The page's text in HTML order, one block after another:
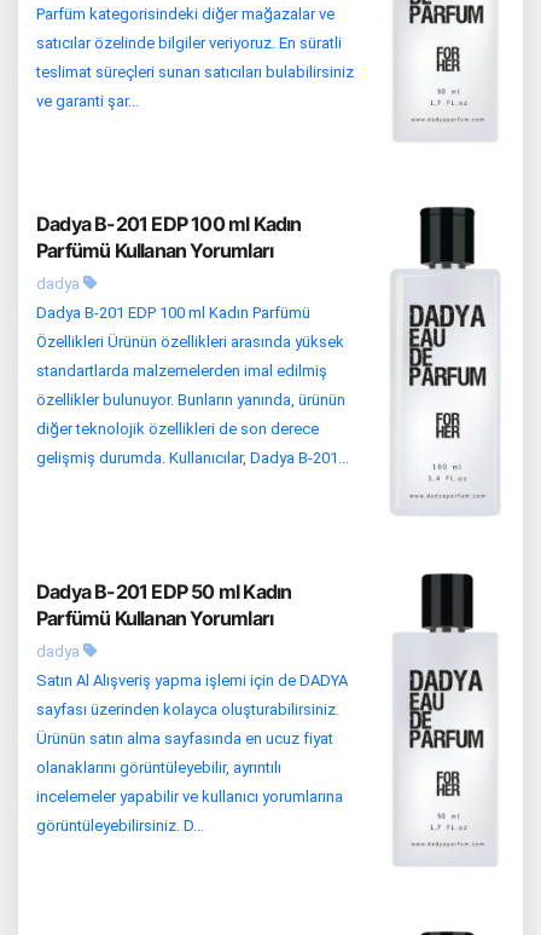
Parfüm kategorisindeki diğer mağazalar ve
satıcılar özelinde bilgiler veriyoruz. En süratli
teslimat süreçleri sunan satıcıları bulabilirsiniz
ve garanti şar...
Dadya B-201 EDP 100 ml Kadın
Parfümü Kullanan Yorumları
dadya
Dadya B-201 EDP 100 ml Kadın Parfümü
Özellikleri Ürünün özellikleri arasında yüksek
standartlarda malzemelerden imal edilmiş
özellikler bulunuyor. Bunların yanında, ürünün
diğer teknolojik özellikleri de son derece
gelişmiş durumda. Kullanıcılar, Dadya B-201...
Dadya B-201 EDP 50 ml Kadın
Parfümü Kullanan Yorumları
dadya
Satın Al Alışveriş yapma işlemi için de DADYA
sayfası üzerinden kolayca oluşturabilirsiniz.
Ürünün satın alma sayfasında en ucuz fiyat
olanaklarını görüntüleyebilir, ayrıntılı
incelemeler yapabilir ve kullanıcı yorumlarına
görüntüleyebilirsiniz. D...